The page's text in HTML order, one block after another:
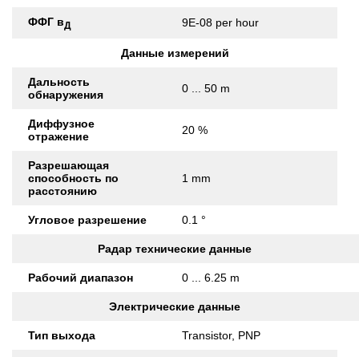
ФФГ вД 9E-08 per hour
Данные измерений
Дальность
обнаружения
0 ... 50 m
Диффузное
отражение
20 %
Разрешающая
способность по
расстоянию
1 mm
Угловое разрешение 0.1 °
Радар технические данные
Рабочий диапазон 0 ... 6.25 m
Электрические данные
Тип выхода Transistor, PNP